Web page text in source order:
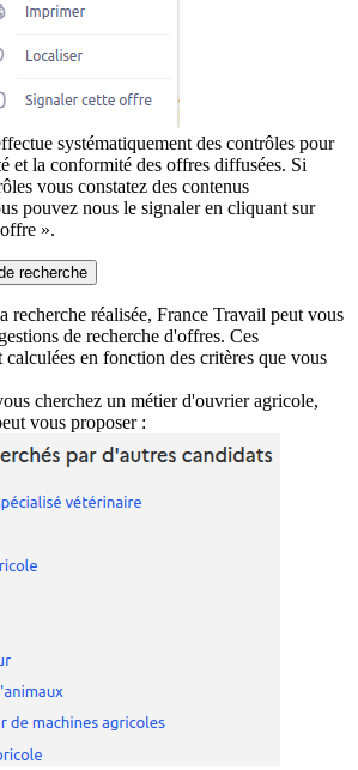
systématiquement des contrôles pour
et la conformité des offres diffusées. Si
vous constatez des contenus
pouvez nous le signaler en cliquant sur
».
recherche
recherche réalisée, France Travail peut vous
de recherche d'offres. Ces
calculées en fonction des critères que vous
cherchez un métier d'ouvrier agricole,
vous proposer :